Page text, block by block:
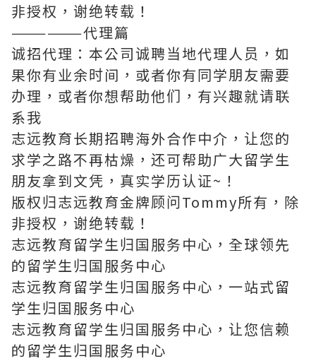
非授权，谢绝转载！
——————代理篇
诚招代理：本公司诚聘当地代理人员，如
果你有业余时间，或者你有同学朋友需要
办理，或者你想帮助他们，有兴趣就请联
系我
志远教育长期招聘海外合作中介，让您的
求学之路不再枯燥，还可帮助广大留学生
朋友拿到文凭，真实学历认证~！
版权归志远教育金牌顾问Tommy所有，除
非授权，谢绝转载！
志远教育留学生归国服务中心，全球领先
的留学生归国服务中心
志远教育留学生归国服务中心，一站式留
学生归国服务中心
志远教育留学生归国服务中心，让您信赖
的留学生归国服务中心